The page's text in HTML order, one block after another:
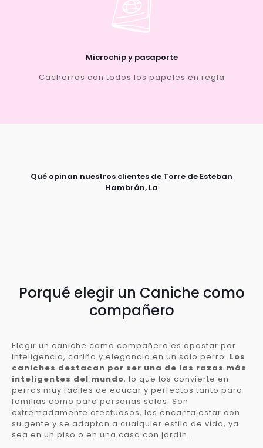
Microchip y pasaporte
Cachorros con todos los papeles en regla
Qué opinan nuestros clientes de Torre de Esteban
Hambrán, La
Porqué elegir un Caniche como
compañero
Elegir un caniche como compañero es apostar por
inteligencia, cariño y elegancia en un solo perro. Los
caniches destacan por ser una de las razas más
inteligentes del mundo, lo que los convierte en
perros muy fáciles de educar y perfectos tanto para
familias como para personas solas. Son
extremadamente afectuosos, les encanta estar con
su gente y se adaptan a cualquier estilo de vida, ya
sea en un piso o en una casa con jardín.